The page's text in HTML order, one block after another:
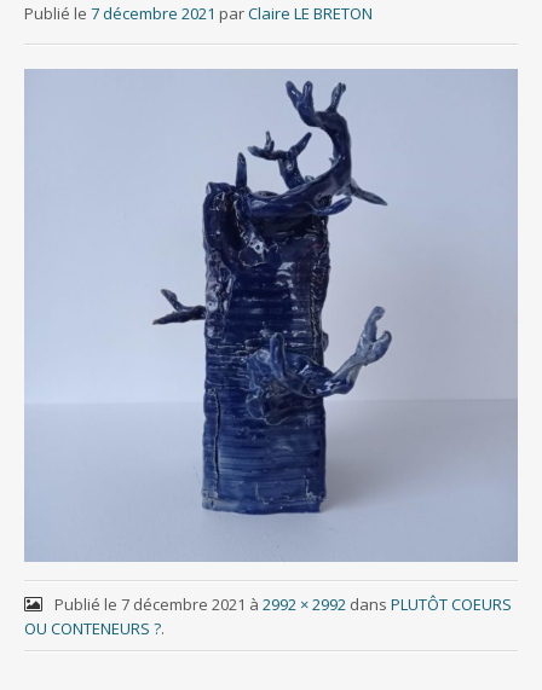
Publié le 7 décembre 2021 parClaire LE BRETON
Publié le 7 décembre 2021 à 2992 × 2992dans PLUTÔT COEURS
OU CONTENEURS ?.